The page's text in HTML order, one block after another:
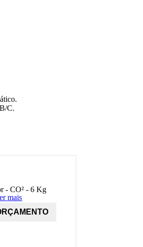
C.
mais